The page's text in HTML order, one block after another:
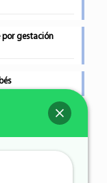
por gestación